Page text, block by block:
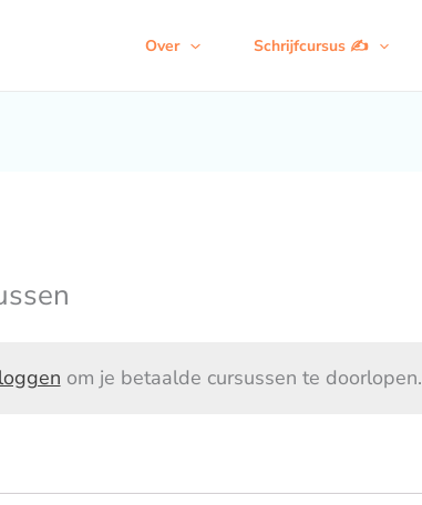
Over Schrijfcursus ✍️
om je betaalde cursussen te doorlopen.